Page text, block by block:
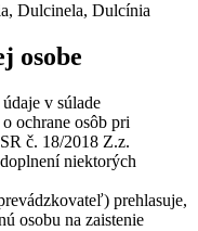
Dulcinela, Dulcínia
osobe
v súlade
ochrane osôb pri
č. 18/2018 Z.z.
niektorých
prehlasuje,
osobu na zaistenie